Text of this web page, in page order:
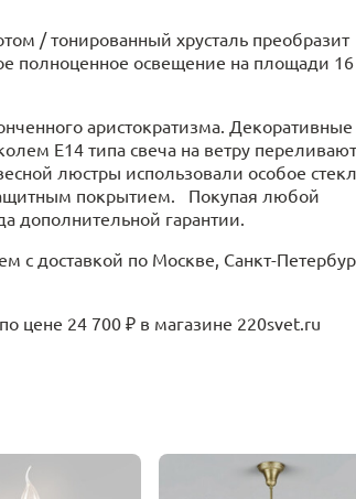
/ тонированный хрусталь преобразит
полноценное освещение на площади
аристократизма. Декоративные
E14 типа свеча на ветру
люстры использовали особое
покрытием. Покупая любой
дополнительной гарантии.
с доставкой по Москве, Санкт-
цене 24 700 ₽ в магазине 220svet.ru